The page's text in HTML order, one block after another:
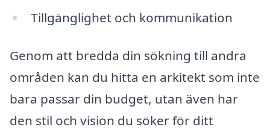
Tillgänglighet och kommunikation
Genom att bredda din sökning till andra
områden kan du hitta en arkitekt som inte
bara passar din budget, utan även har
den stil och vision du söker för ditt